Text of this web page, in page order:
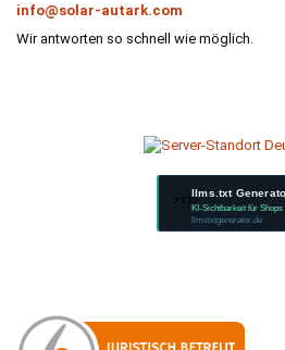
info@solar-autark.com
Wir antworten so schnell wie möglich.
????
llms.txt
KI-Sichtbarkeit für Shops
llmstxtgenerator.de